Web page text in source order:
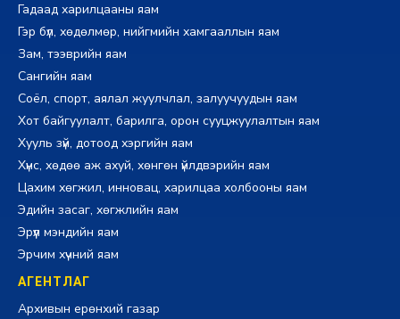
Гадаад харилцааны яам
Гэр бүл, хөдөлмөр, нийгмийн хамгааллын яам
Зам, тээврийн яам
Сангийн яам
Соёл, спорт, аялал жуулчлал, залуучуудын яам
Хот байгуулалт, барилга, орон сууцжуулалтын яам
Хууль зүй, дотоод хэргийн яам
Хүнс, хөдөө аж ахуй, хөнгөн үйлдвэрийн яам
Цахим хөгжил, инновац, харилцаа холбооны яам
Эдийн засаг, хөгжлийн яам
Эрүүл мэндийн яам
Эрчим хүчний яам
АГЕНТЛАГ
Архивын ерөнхий газар